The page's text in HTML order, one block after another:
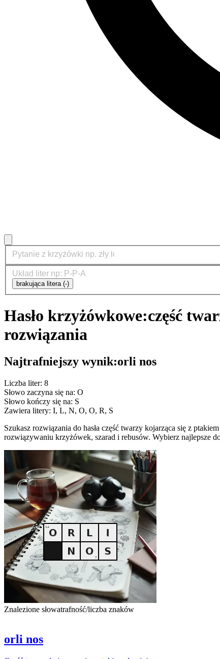
brakująca litera (-)
Hasło krzyżówkowe:część
rozwiązania
Najtrafniejszy wynik:orli nos
Liczba liter: 8
Słowo zaczyna się na: O
Słowo kończy się na: S
Zawiera litery: I, L, N, O, O, R, S
Szukasz rozwiązania do hasła część twarzy kojarząca się z
rozwiązywaniu krzyżówek, szarad i rebusów. Wybierz najlepsze
Znalezione słowatrafność/liczba znaków
orli nos